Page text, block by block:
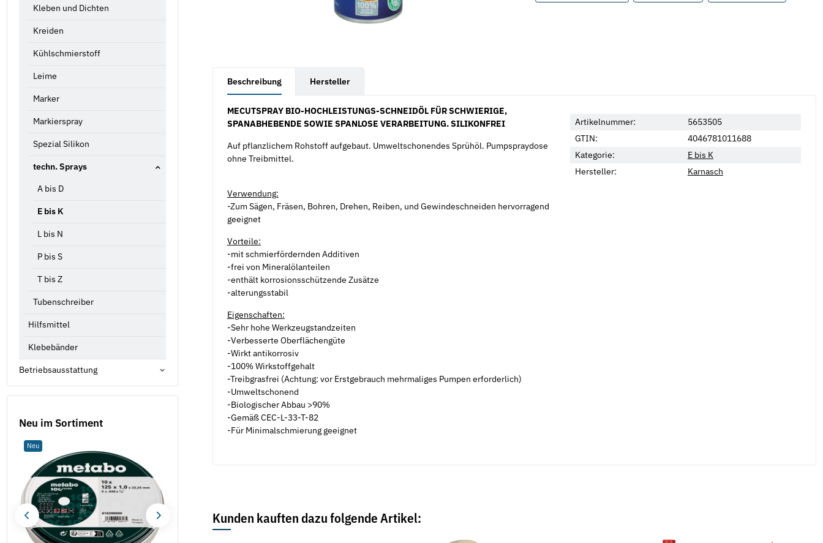
Beschreibung Hersteller
MECUTSPRAY BIO-HOCHLEISTUNGS-SCHNEIDÖL FÜR SCHWIERIGE,
SPANABHEBENDE SOWIE SPANLOSE VERARBEITUNG. SILIKONFREI
Auf pflanzlichem Rohstoff aufgebaut. Umweltschonendes Sprühöl. Pumpspraydose
ohne Treibmittel.
Verwendung:
-Zum Sägen, Fräsen, Bohren, Drehen, Reiben, und Gewindeschneiden hervorragend
geeignet
Vorteile:
-mit schmierfördernden Additiven
-frei von Mineralölanteilen
-enthält korrosionsschützende Zusätze
-alterungsstabil
Eigenschaften:
-Sehr hohe Werkzeugstandzeiten
-Verbesserte Oberflächengüte
-Wirkt antikorrosiv
-100% Wirkstoffgehalt
-Treibgrasfrei (Achtung: vor Erstgebrauch mehrmaliges Pumpen erforderlich)
-Umweltschonend
-Biologischer Abbau >90%
-Gemäß CEC-L-33-T-82
-Für Minimalschmierung geeignet
Artikelnummer:
5653505
GTIN:
4046781011688
Kategorie:
E bis K
Hersteller:
Karnasch
Kunden kauften dazu folgende Artikel:
Kleben und Dichten
Kreiden
Kühlschmierstoff
Leime
Marker
Markierspray
Spezial Silikon
techn. Sprays
A bis D
E bis K
L bis N
P bis S
T bis Z
Tubenschreiber
Hilfsmittel
Klebebänder
Betriebsausstattung
Neu im Sortiment
Neu